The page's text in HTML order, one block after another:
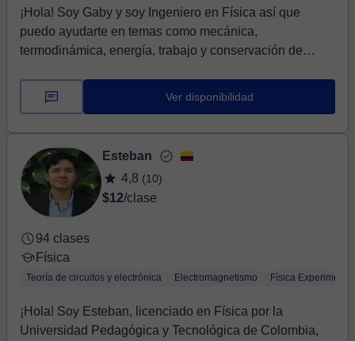
¡Hola! Soy Gaby y soy Ingeniero en Física así que
puedo ayudarte en temas como mecánica,
termodinámica, energía, trabajo y conservación de
Ver disponibilidad
Esteban
4,8 (10)
$12/clase
94 clases
Física
Teoría de circuitos y electrónica Electromagnetismo Física Experimental
¡Hola! Soy Esteban, licenciado en Física por la
Universidad Pedagógica y Tecnológica de Colombia,